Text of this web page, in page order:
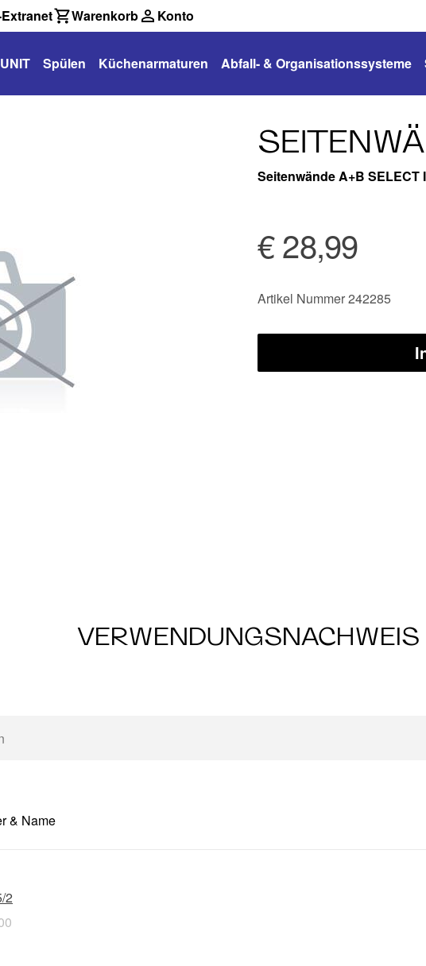
Warenkorb Konto
Spülen Küchenarmaturen Abfall- & Organisationssysteme
Seitenwände A+B SELECT
€ 28,99
Artikel Nummer 242285
VERWENDUNGSNACHWEIS
& Name
2